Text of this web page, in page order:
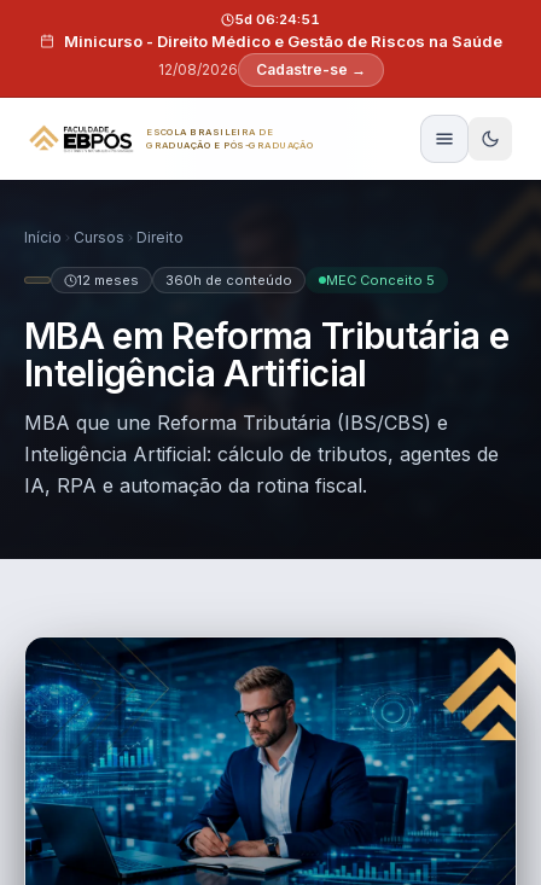
Minicurso - Direito Médico e Gestão de Riscos na Saúde
12/08/2026
5d 06:24:50
Cadastre-se →
ESCOLA BRASILEIRA DE
GRADUAÇÃO E PÓS-GRADUAÇÃO
Início Cursos Direito
12 meses 360h de conteúdo MEC Conceito 5
MBA em Reforma Tributária e
Inteligência Artificial
MBA que une Reforma Tributária (IBS/CBS) e
Inteligência Artificial: cálculo de tributos, agentes de
IA, RPA e automação da rotina fiscal.